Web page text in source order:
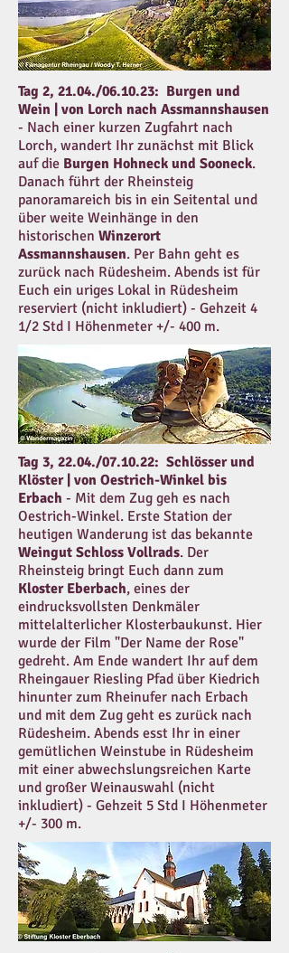
Tag 2, 21.04./06.10.23: Burgen und
Wein | von Lorch nach Assmannshausen
- Nach einer kurzen Zugfahrt nach
Lorch, wandert Ihr zunächst mit Blick
auf die Burgen Hohneck und Sooneck.
Danach führt der Rheinsteig
panoramareich bis in ein Seitental und
über weite Weinhänge in den
historischen Winzerort
Assmannshausen. Per Bahn geht es
zurück nach Rüdesheim. Abends ist für
Euch ein uriges Lokal in Rüdesheim
reserviert (nicht inkludiert) - Gehzeit 4
1/2 Std I Höhenmeter +/- 400 m.
Tag 3, 22.04./07.10.22: Schlösser und
Klöster | von Oestrich-Winkel bis
Erbach - Mit dem Zug geh es nach
Oestrich-Winkel. Erste Station der
heutigen Wanderung ist das bekannte
Weingut Schloss Vollrads. Der
Rheinsteig bringt Euch dann zum
Kloster Eberbach, eines der
eindrucksvollsten Denkmäler
mittelalterlicher Klosterbaukunst. Hier
wurde der Film "Der Name der Rose"
gedreht. Am Ende wandert Ihr auf dem
Rheingauer Riesling Pfad über Kiedrich
hinunter zum Rheinufer nach Erbach
und mit dem Zug geht es zurück nach
Rüdesheim. Abends esst Ihr in einer
gemütlichen Weinstube in Rüdesheim
mit einer abwechslungsreichen Karte
und großer Weinauswahl (nicht
inkludiert) - Gehzeit 5 Std I Höhenmeter
+/- 300 m.